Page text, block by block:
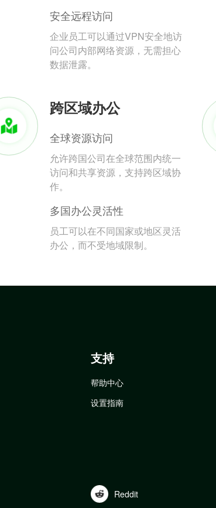
安全远程访问
企业员工可以通过VPN安全地访
问公司内部网络资源，无需担心
数据泄露。
跨区域办公
全球资源访问
允许跨国公司在全球范围内统一
访问和共享资源，支持跨区域协
作。
多国办公灵活性
员工可以在不同国家或地区灵活
办公，而不受地域限制。
支持
帮助中心
设置指南
Reddit